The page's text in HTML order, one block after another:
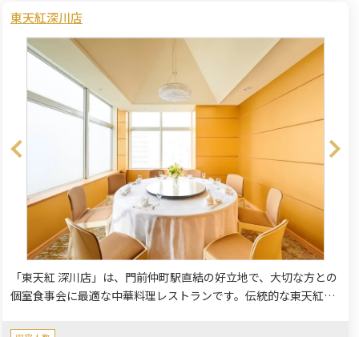
東天紅深川店
「東天紅 深川店」は、門前仲町駅直結の好立地で、大切な方との
個室食事会に最適な中華料理レストランです。伝統的な東天紅の
す。